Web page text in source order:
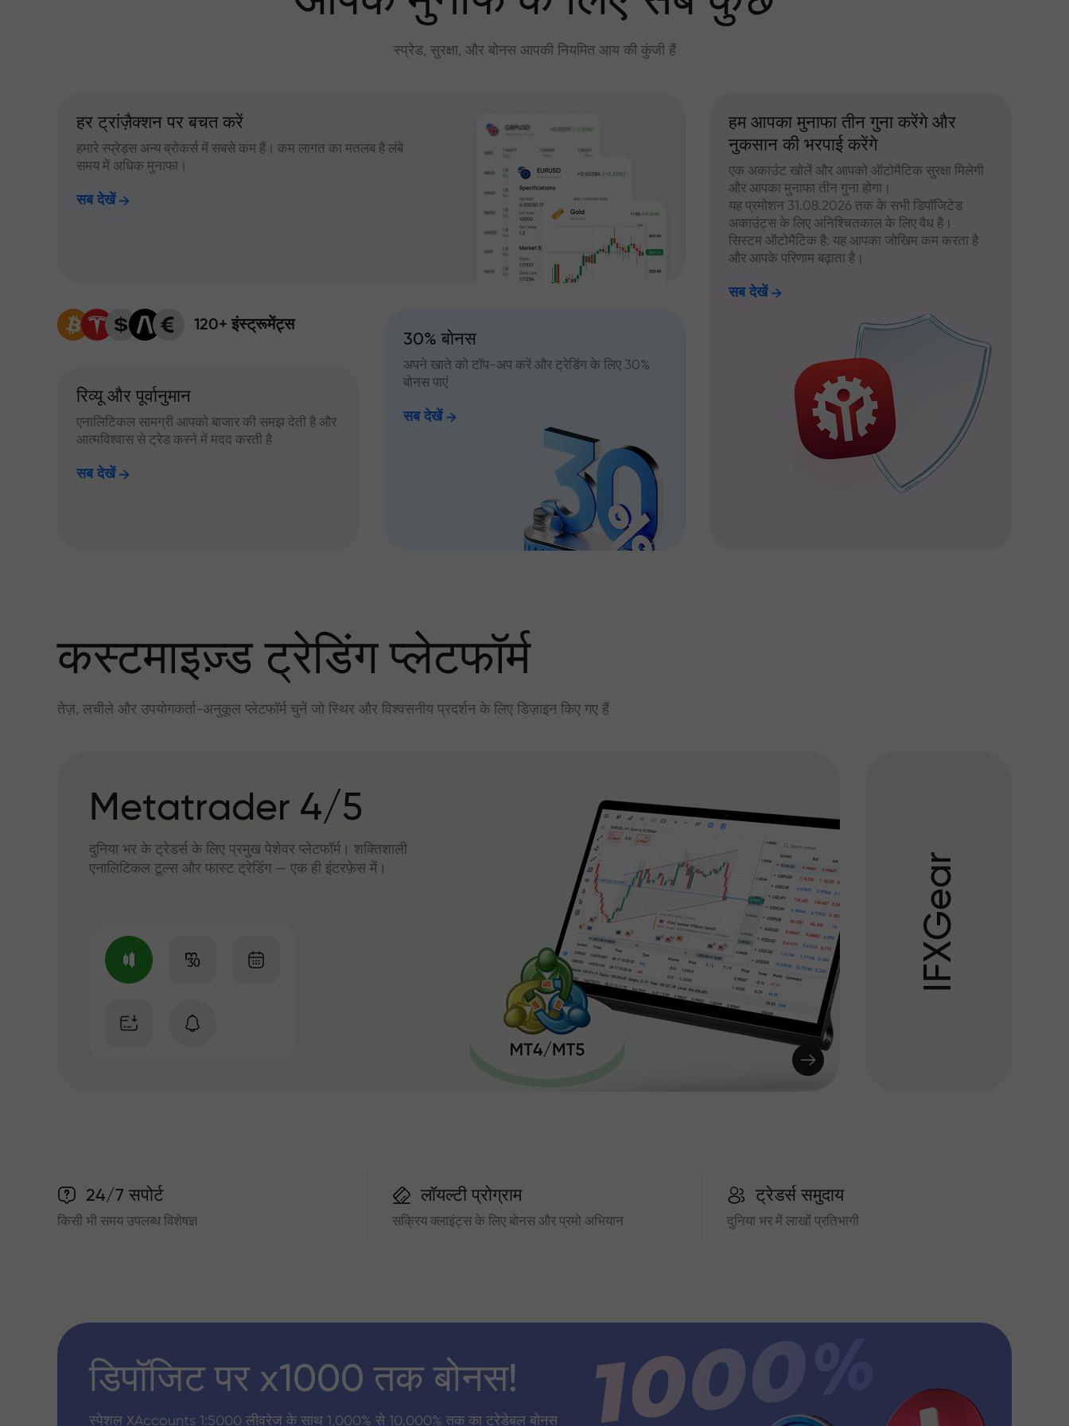
स्प्रेड, सुरक्षा, और बोनस आपकी नियमित आय की कुंजी हैं
हर ट्रांज़ैक्शन पर बचत करें
हमारे स्प्रेड्स अन्य ब्रोकर्स में सबसे कम हैं। कम लागत का मतलब है लंबे
समय में अधिक मुनाफा।
सब देखें
120+ इंस्ट्रूमेंट्स
रिव्यू और पूर्वानुमान
एनालिटिकल सामग्री आपको बाजार की समझ देती है और
आत्मविश्वास से ट्रेड करने में मदद करती है
सब देखें
30% बोनस
अपने खाते को टॉप-अप करें और ट्रेडिंग के लिए 30%
बोनस पाएं
सब देखें
हम आपका मुनाफा तीन गुना करेंगे और
नुकसान की भरपाई करेंगे
एक अकाउंट खोलें और आपको ऑटोमैटिक सुरक्षा मिलेगी
और आपका मुनाफा तीन गुना होगा।
यह प्रमोशन 31.08.2026 तक के सभी डिपॉजिटेड
अकाउंट्स के लिए अनिश्चितकाल के लिए वैध है।
सिस्टम ऑटोमैटिक है: यह आपका जोखिम कम करता है
और आपके परिणाम बढ़ाता है।
सब देखें
कस्टमाइज़्ड ट्रेडिंग प्लेटफॉर्म
तेज़, लचीले और उपयोगकर्ता-अनुकूल प्लेटफॉर्म चुनें जो स्थिर और विश्वसनीय प्रदर्शन के लिए डिज़ाइन किए गए हैं
Metatrader 4/5
दुनिया भर के ट्रेडर्स के लिए प्रमुख पेशेवर प्लेटफॉर्म। शक्तिशाली
एनालिटिकल टूल्स और फास्ट ट्रेडिंग — एक ही इंटरफ़ेस में।
I
F
X
G
e
a
r
24/7 सपोर्ट
किसी भी समय उपलब्ध विशेषज्ञ
लॉयल्टी प्रोग्राम
सक्रिय क्लाइंट्स के लिए बोनस और प्रमो अभियान
ट्रेडर्स समुदाय
दुनिया भर में लाखों प्रतिभागी
डिपॉजिट पर x1000 तक बोनस!
स्पेशल XAccounts 1:5000 लीवरेज के साथ 1,000% से 10,000% तक का ट्रेडेबल बोनस